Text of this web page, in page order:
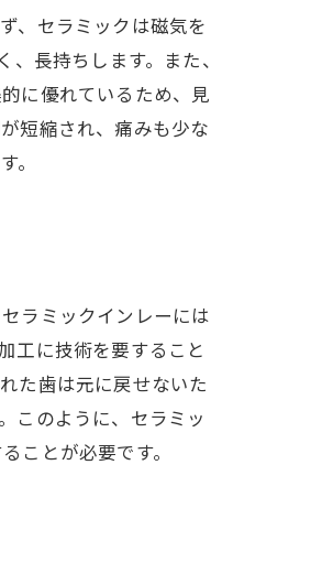
、セラミックは磁気を
長持ちします。また、
に優れているため、見
短縮され、痛みも少な
。
ラミックインレーには
工に技術を要すること
た歯は元に戻せないた
このように、セラミッ
ことが必要です。